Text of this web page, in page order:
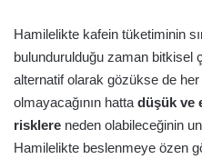
Hamilelikte kafein tüketiminin
bulundurulduğu zaman bitkisel
alternatif olarak gözükse de
olmayacağının hattadüşük ve
risklere neden olabileceğinin
Hamilelikte beslenmeye özen